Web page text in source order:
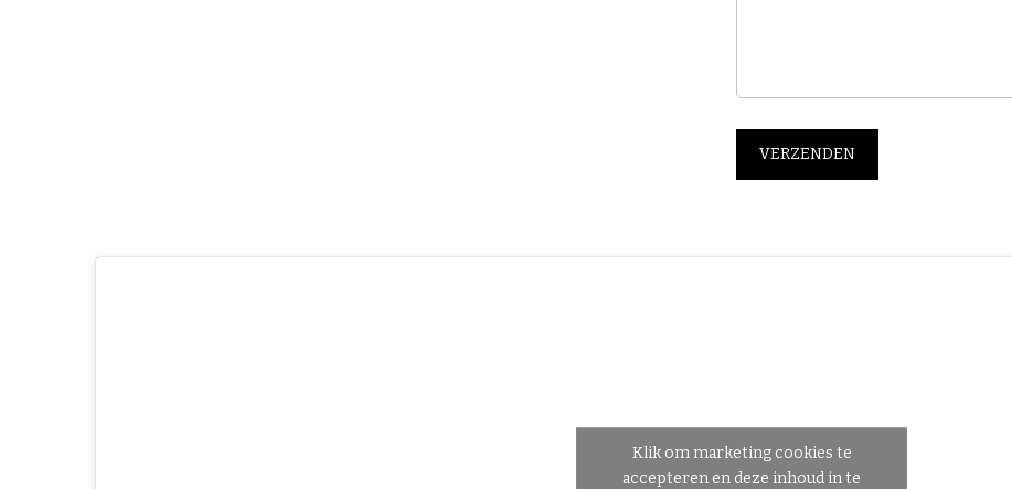
Klik om marketing cookies te
accepteren en deze inhoud in te